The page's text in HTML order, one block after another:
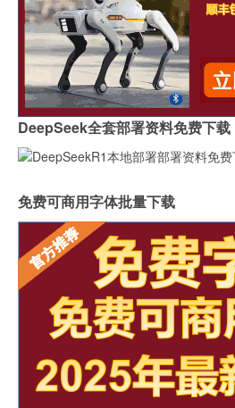
DeepSeek全套部署资料免费下载
免费可商用字体批量下载